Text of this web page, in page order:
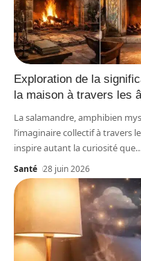
Exploration de la
la maison à travers les
La salamandre, amphibien
l’imaginaire collectif à travers
inspire autant la curiosité que
Santé 28 juin 2026